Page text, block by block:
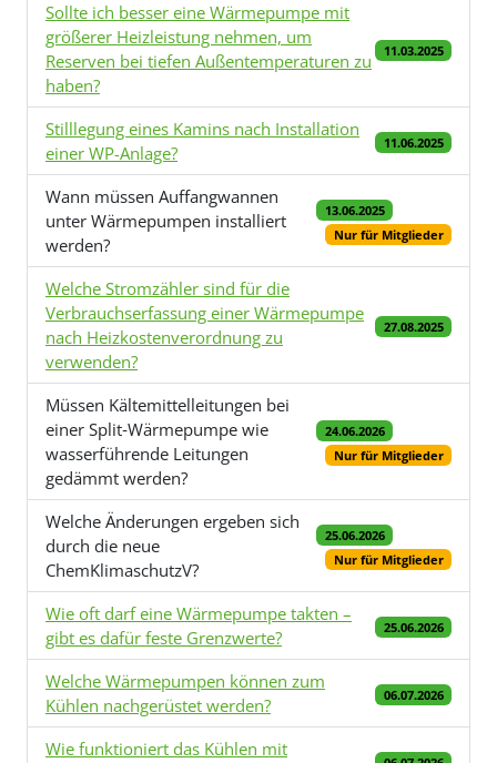
Sollte ich besser eine Wärmepumpe mit
größerer Heizleistung nehmen, um
Reserven bei tiefen Außentemperaturen zu
haben?
11.03.2025
Stilllegung eines Kamins nach Installation
einer WP-Anlage?
11.06.2025
Wann müssen Auffangwannen
unter Wärmepumpen installiert
werden?
13.06.2025
Nur für Mitglieder
Welche Stromzähler sind für die
Verbrauchserfassung einer Wärmepumpe
nach Heizkostenverordnung zu
verwenden?
27.08.2025
Müssen Kältemittelleitungen bei
einer Split‑Wärmepumpe wie
wasserführende Leitungen
gedämmt werden?
24.06.2026
Nur für Mitglieder
Welche Änderungen ergeben sich
durch die neue
ChemKlimaschutzV?
25.06.2026
Nur für Mitglieder
Wie oft darf eine Wärmepumpe takten –
gibt es dafür feste Grenzwerte?
25.06.2026
Welche Wärmepumpen können zum
Kühlen nachgerüstet werden?
06.07.2026
Wie funktioniert das Kühlen mit